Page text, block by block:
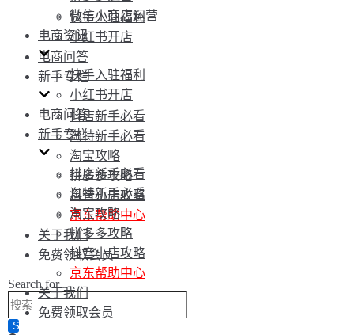
快手入驻福利
小红书开店
电商问答
新手专栏
抖店新手必看
淘特新手必看
淘宝攻略
拼多多攻略
抖音小店攻略
京东帮助中心
关于我们
免费领取会员
Search for...
微信小商店运营
电商资讯
快手入驻福利
小红书开店
电商问答
新手专栏
抖店新手必看
淘特新手必看
淘宝攻略
拼多多攻略
抖音小店攻略
京东帮助中心
关于我们
免费领取会员